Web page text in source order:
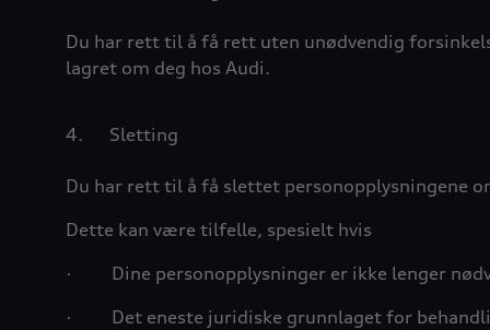
Du har rett til å få rett uten unødvendig
lagret om deg hos Audi.
4. Sletting
Du har rett til å få slettet personopplysningene
Dette kan være tilfelle, spesielt hvis
·
Dine personopplysninger er ikke lenger
·
Det eneste juridiske grunnlaget for